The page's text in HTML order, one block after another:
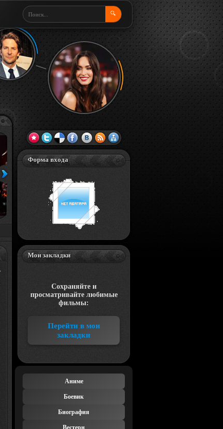
🔍
Форма входа
Мои закладки
Сохраняйте и
просматривайте любимые
фильмы:
Перейти в мои
закладки
Аниме
Боевик
Биография
Вестерн